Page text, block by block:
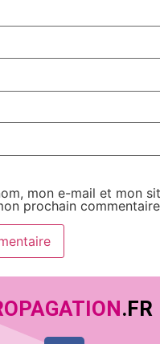
mon e-mail et mon
prochain
.FR